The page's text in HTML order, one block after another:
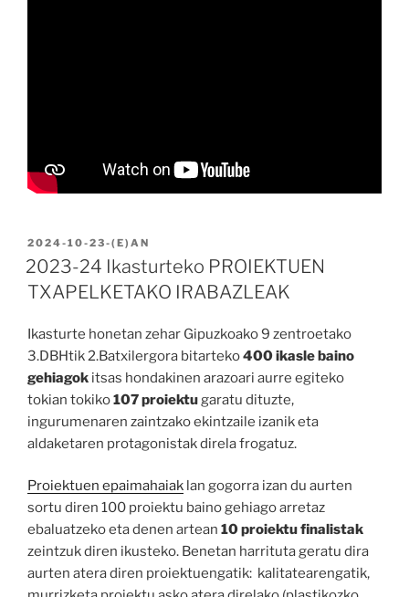
2024-10-23-(E)AN
2023-24 Ikasturteko PROIEKTUEN
TXAPELKETAKO IRABAZLEAK
Ikasturte honetan zehar Gipuzkoako 9 zentroetako
3.DBHtik 2.Batxilergora bitarteko400 ikasle baino
gehiagok itsas hondakinen arazoari aurre egiteko
tokian tokiko107 proiektugaratu dituzte,
ingurumenaren zaintzako ekintzaile izanik eta
aldaketaren protagonistak direla frogatuz.
Proiektuen epaimahaiak lan gogorra izan du aurten
sortu diren 100 proiektu baino gehiago arretaz
ebaluatzeko eta denen artean 10 proiektu finalistak
zeintzuk diren ikusteko. Benetan harrituta geratu dira
aurten atera diren proiektuengatik: kalitatearengatik,